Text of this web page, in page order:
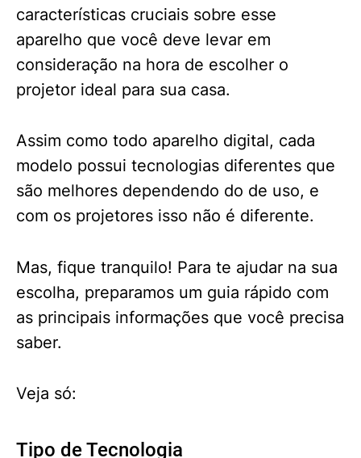
características cruciais sobre esse
aparelho que você deve levar em
consideração na hora de escolher o
projetor ideal para sua casa.
Assim como todo aparelho digital, cada
modelo possui tecnologias diferentes que
são melhores dependendo do de uso, e
com os projetores isso não é diferente.
Mas, fique tranquilo! Para te ajudar na sua
escolha, preparamos um guia rápido com
as principais informações que você precisa
saber.
Veja só:
Tipo de Tecnologia